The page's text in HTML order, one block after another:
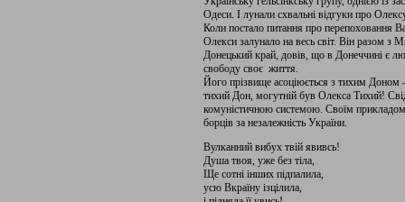
Одеси. І лунали схвальні відгуки про
Коли постало питання про перепоховання
Олекси залунало на весь світ. Він разом
Донецький край, довів, що в Донеччині є
свободу своє життя.
Його прізвище асоціюється з тихим Доном
тихий Дон, могутній був Олекса Тихий!
комуністичною системою. Своїм
борців за незалежність України.
Вулканний вибух твій явивсь!
Душа твоя, уже без тіла,
Ще сотні інших підпалила,
усю Вкраїну ізцілила,